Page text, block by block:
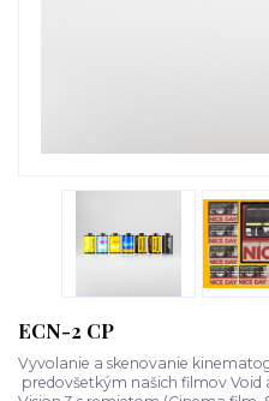
ECN-2 CP
Vyvolanie a skenovanie
predovšetkým našich filmov